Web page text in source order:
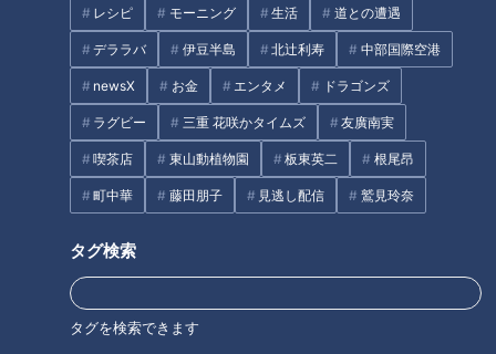
レシピ モーニング 生活 道との遭遇
デララバ 伊豆半島 北辻利寿 中部国際空港
newsX お金 エンタメ ドラゴンズ
ラグビー 三重 花咲かタイムズ 友廣南実
喫茶店 東山動植物園 板東英二 根尾昂
町中華 藤田朋子 見逃し配信 鷲見玲奈
タグ検索
タグを検索できます
オススメ関連コンテンツ
「はじめての塩むすび・たたき
きゅうりの浅漬け」の作り方
【キユーピー３分クッキング】